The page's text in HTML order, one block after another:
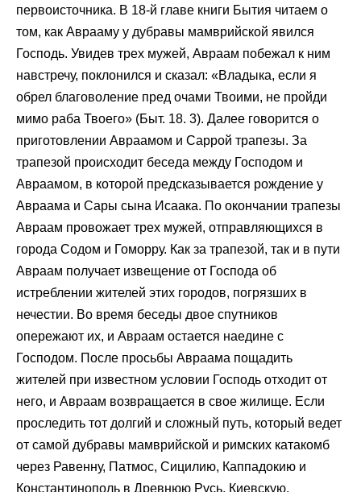
первоисточника. В 18-й главе книги Бытия читаем о
том, как Аврааму у дубравы мамврийской явился
Господь. Увидев трех мужей, Авраам побежал к ним
навстречу, поклонился и сказал: «Владыка, если я
обрел благоволение пред очами Твоими, не пройди
мимо раба Твоего» (Быт. 18. 3). Далее говорится о
приготовлении Авраамом и Саррой трапезы. За
трапезой происходит беседа между Господом и
Авраамом, в которой предсказывается рождение у
Авраама и Сары сына Исаака. По окончании трапезы
Авраам провожает трех мужей, отправляющихся в
города Содом и Гоморру. Как за трапезой, так и в пути
Авраам получает извещение от Господа об
истреблении жителей этих городов, погрязших в
нечестии. Во время беседы двое спутников
опережают их, и Авраам остается наедине с
Господом. После просьбы Авраама пощадить
жителей при известном условии Господь отходит от
него, и Авраам возвращается в свое жилище. Если
проследить тот долгий и сложный путь, который ведет
от самой дубравы мамврийской и римских катакомб
через Равенну, Патмос, Сицилию, Каппадокию и
Константинополь в Древнюю Русь, Киевскую,